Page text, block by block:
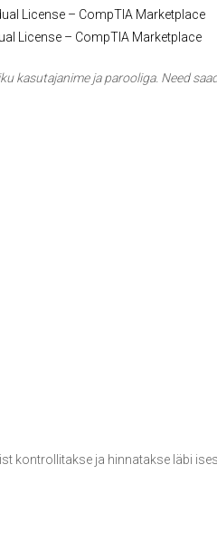
License – CompTIA Marketplace
License – CompTIA Marketplace
kasutajanime ja parooliga. Need
kontrollitakse ja hinnatakse läbi